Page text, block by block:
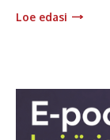
Loe edasi